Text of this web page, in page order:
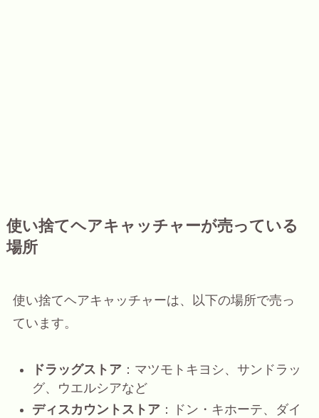
使い捨てヘアキャッチャーが売っている
場所
使い捨てヘアキャッチャーは、以下の場所で売っ
ています。
ドラッグストア：マツモトキヨシ、サンドラッ
グ、ウエルシアなど
ディスカウントストア：ドン・キホーテ、ダイ